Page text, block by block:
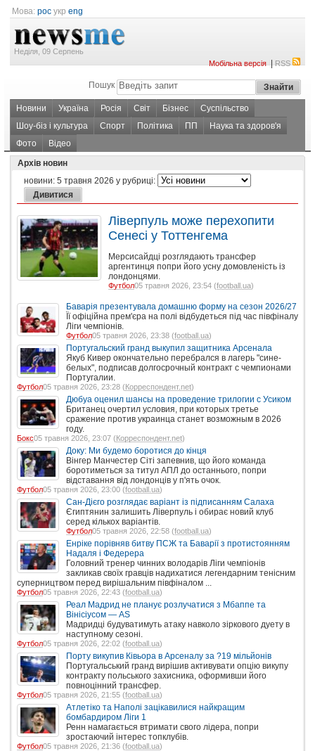
Мова: рос укр eng
Неділя, 09 Серпень
Мобільна версія|RSS
Пошук
Новини Україна Росія Світ Бізнес
Суспільство
Шоу-біз і культура
Спорт Політика ПП
Наука та здоров'я
Фото
Відео
Архів новин
новини: 5 травня 2026 у рубриці:
Ліверпуль може перехопити
Сенесі у Тоттенгема
Мерсисайдці розглядають трансфер
аргентинця попри його усну домовленість із
лондонцями.
Футбол05 травня 2026, 23:54 (football.ua)
Баварія презентувала домашню форму на сезон 2026/27
Її офіційна прем'єра на полі відбудеться під час півфіналу
Ліги чемпіонів.
Футбол05 травня 2026, 23:38 (football.ua)
Португальский гранд выкупил защитника Арсенала
Якуб Кивер окончательно перебрался в лагерь "сине-
белых", подписав долгосрочный контракт с чемпионами
Португалии.
Футбол05 травня 2026, 23:28 (Корреспондент.net)
Дюбуа оценил шансы на проведение трилогии с Усиком
Британец очертил условия, при которых третье
сражение против украинца станет возможным в 2026
году.
Бокс05 травня 2026, 23:07 (Корреспондент.net)
Доку: Ми будемо боротися до кінця
Вінгер Манчестер Сіті запевнив, що його команда
боротиметься за титул АПЛ до останнього, попри
відставання від лондонців у п'ять очок.
Футбол05 травня 2026, 23:00 (football.ua)
Сан-Дієго розглядає варіант із підписанням Салаха
Єгиптянин залишить Ліверпуль і обирає новий клуб
серед кількох варіантів.
Футбол05 травня 2026, 22:58 (football.ua)
Енріке порівняв битву ПСЖ та Баварії з протистоянням
Надаля і Федерера
Головний тренер чинних володарів Ліги чемпіонів
закликав своїх гравців надихатися легендарним тенісним
суперництвом перед вирішальним півфіналом ...
Футбол05 травня 2026, 22:43 (football.ua)
Реал Мадрид не планує розлучатися з Мбаппе та
Вінісіусом — AS
Мадридці будуватимуть атаку навколо зіркового дуету в
наступному сезоні.
Футбол05 травня 2026, 22:02 (football.ua)
Порту викупив Ківьора в Арсеналу за ?19 мільйонів
Португальський гранд вирішив активувати опцію викупу
контракту польського захисника, оформивши його
повноцінний трансфер.
Футбол05 травня 2026, 21:55 (football.ua)
Атлетіко та Наполі зацікавилися найкращим
бомбардиром Ліги 1
Ренн намагається втримати свого лідера, попри
зростаючий інтерес топклубів.
Футбол05 травня 2026, 21:36 (football.ua)